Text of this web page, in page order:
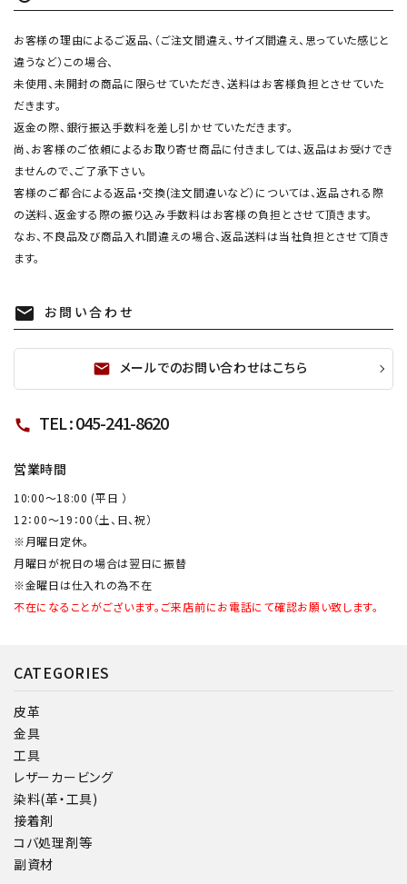
お客様の理由によるご返品、（ご注文間違え、サイズ間違え、思っていた感じと
違うなど）この場合、
未使用、未開封の商品に限らせていただき、送料はお客様負担とさせていた
だきます。
返金の際、銀行振込手数料を差し引かせていただきます。
尚、お客様のご依頼によるお取り寄せ商品に付きましては、返品はお受けでき
ませんので、ご了承下さい。
客様のご都合による返品・交換(注文間違いなど）については、返品される際
の送料、返金する際の振り込み手数料はお客様の負担とさせて頂きます。
なお、不良品及び商品入れ間違えの場合、返品送料は当社負担とさせて頂き
ます。
mail お問い合わせ
mail メールでのお問い合わせはこちら
call TEL : 045-241-8620
営業時間
10:00～18:00 (平日 ）
12：00～19：00（土、日、祝）
※月曜日定休。
月曜日が祝日の場合は翌日に振替
※金曜日は仕入れの為不在
不在になることがございます。ご来店前にお電話にて確認お願い致します。
CATEGORIES
皮革
金具
工具
レザーカービング
染料(革・工具)
接着剤
コバ処理剤等
副資材